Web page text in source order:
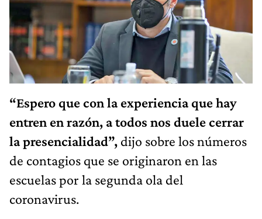
“Espero que con la experiencia que hay
entren en razón, a todos nos duele cerrar
la presencialidad”, dijo sobre los números
de contagios que se originaron en las
escuelas por la segunda ola del
coronavirus.